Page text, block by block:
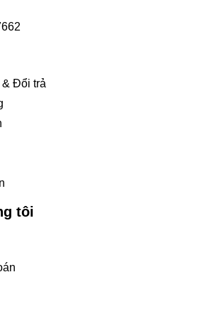
năng mạnh mẽ CPU AMD
12 luồng, xung nhịp cơ bản
– một con CPU mới nhất mang
đáng kinh ngạc và đa nhiệm
Với con CPU mới nhất này chắc
làm việc trong thời gian dài một
họa tích hợp AMD Radeon™
đầy đủ mọi tác vụ học tập, văn
tạp.
sở hữu 16GB Ram
bị trên chiếc Dell 14 Plus 2in1
& Đổi trả
tôi